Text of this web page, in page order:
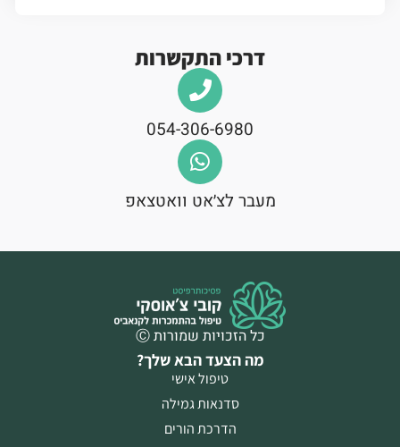
דרכי התקשרות
054-306-6980
מעבר לצ׳אט וואטצאפ
כל הזכויות שמורות Ⓒ
מה הצעד הבא שלך?
טיפול אישי
סדנאות גמילה
הדרכת הורים